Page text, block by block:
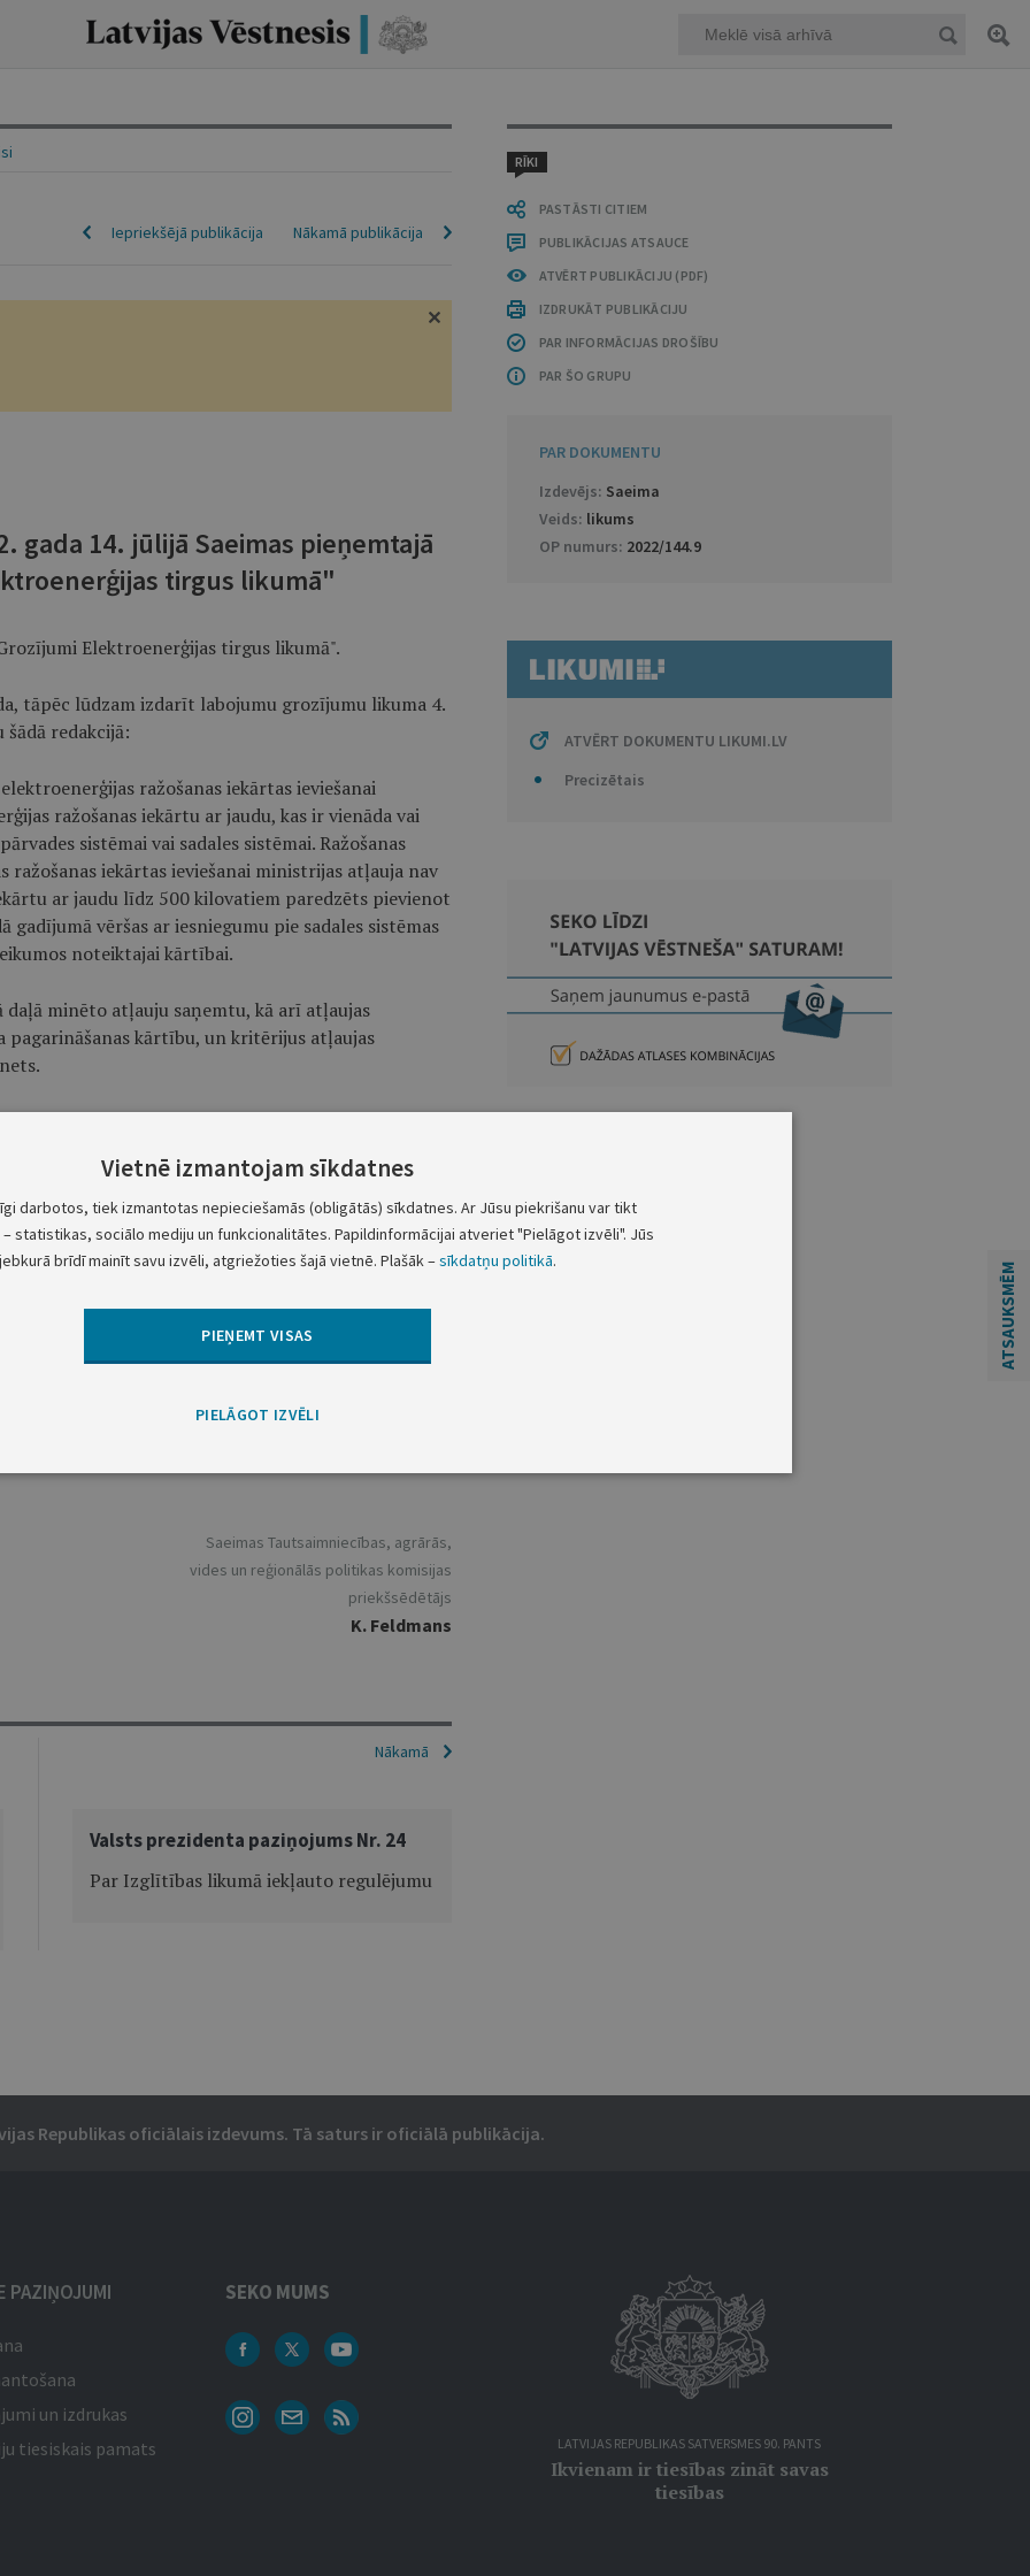
RĪKI
PASTĀSTI CITIEM
PUBLIKĀCIJAS ATSAUCE
ATVĒRT PUBLIKĀCIJU (PDF)
IZDRUKĀT PUBLIKĀCIJU
PAR INFORMĀCIJAS DROŠĪBU
PAR ŠO GRUPU
PAR DOKUMENTU
Izdevējs: Saeima
Veids: likums
OP numurs: 2022/144.9
ATVĒRT DOKUMENTU LIKUMI.LV
Precizētais
Nākamā publikācija
Iepriekšējā publikācija
gada 14. jūlijā Saeimas pieņemtajā
tirgus likumā"
Elektroenerģijas tirgus likumā".
tāpēc lūdzam izdarīt labojumu grozījumu likuma 4.
redakcijā:
ražošanas iekārtas ieviešanai
ražošanas iekārtu ar jaudu, kas ir vienāda vai
sistēmai vai sadales sistēmai. Ražošanas
iekārtas ieviešanai ministrijas atļauja nav
ar jaudu līdz 500 kilovatiem paredzēts pievienot
gadījumā vēršas ar iesniegumu pie sadales sistēmas
noteiktajai kārtībai.
daļā minēto atļauju saņemtu, kā arī atļaujas
pagarināšanas kārtību, un kritērijus atļaujas
30. aprīlim apkopo, sniedz Ministrijai un publicē
savā licences darbības zonā kopējo ierīkoto
un atļauto elektroenerģijas ražošanas jaudu
daļā noteikto informāciju, ievēro šādus
sistēmas operators nenorāda fiziskās personas
vietas adresi;
sistēmas operators norāda juridiskās personas
un elektroenerģijas ražošanas iekārtu
Saeimas Tautsaimniecības, agrārās,
vides un reģionālās politikas komisijas
priekšsēdētājs
K. Feldmans
Nākamā
Valsts prezidenta paziņojums Nr. 24
Par Izglītības likumā iekļauto regulējumu
Republikas oficiālais izdevums. Tā saturs ir oficiālā publikācija.
PAZIŅOJUMI
un izdrukas
tiesiskais pamats
SEKO MUMS
LATVIJAS REPUBLIKAS SATVERSMES 90. PANTS
Ikvienam ir tiesības zināt savas
tiesības
ATSAUKSMĒM
Vietnē izmantojam sīkdatnes
darbotos, tiek izmantotas nepieciešamās (obligātās) sīkdatnes. Ar Jūsu piekrišanu var tikt
statistikas, sociālo mediju un funkcionalitātes. Papildinformācijai atveriet "Pielāgot izvēli". Jūs
brīdī mainīt savu izvēli, atgriežoties šajā vietnē. Plašāk –sīkdatņu politikā.
PIEŅEMT VISAS
PIELĀGOT IZVĒLI